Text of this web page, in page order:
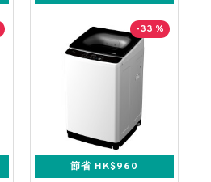
-33 %
節省 HK$960